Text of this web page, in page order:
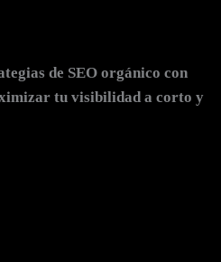
de SEO orgánico con
tu visibilidad a corto y